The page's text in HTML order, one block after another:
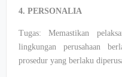
4. PERSONALIA
Tugas: Memastikan
lingkungan perusahaan
prosedur yang berlaku